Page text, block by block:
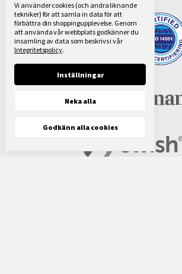
Vi använder cookies (och andra liknande
tekniker) för att samla in data för att
förbättra din shoppingupplevelse. Genom
att använda vår webbplats godkänner du
insamling av data som beskrivs i vår
Integritetspolicy.
Inställningar
Neka alla
Godkänn alla cookies